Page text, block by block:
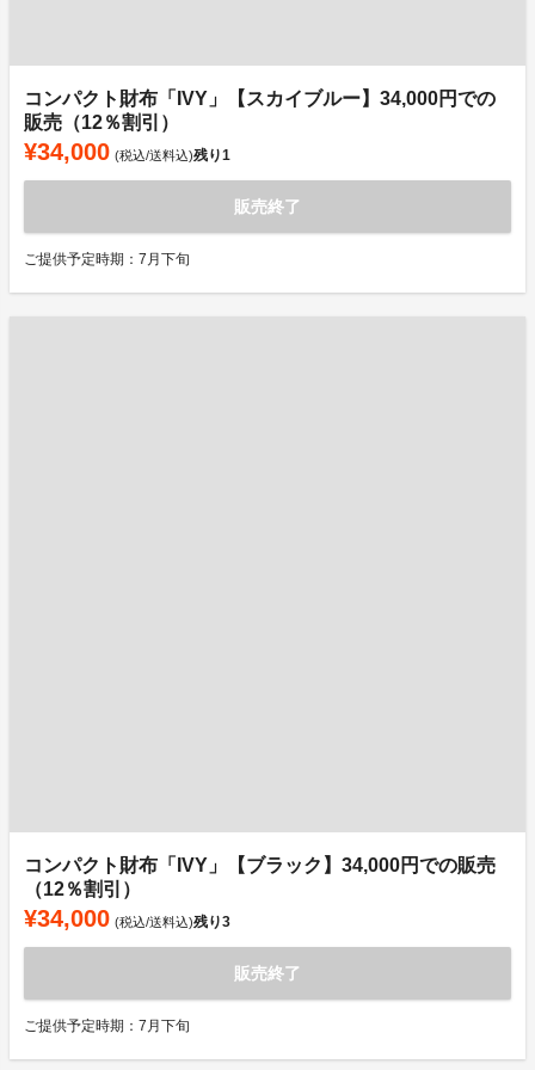
コンパクト財布「IVY」【スカイブルー】34,000円での
販売（12％割引）
¥34,000 (税込/送料込)残り1
販売終了
ご提供予定時期：7月下旬
コンパクト財布「IVY」【ブラック】34,000円での販売
（12％割引）
¥34,000 (税込/送料込)残り3
販売終了
ご提供予定時期：7月下旬